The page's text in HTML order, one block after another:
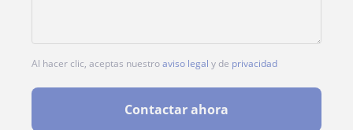
Al hacer clic, aceptas nuestroaviso legal y de privacidad
Contactar ahora